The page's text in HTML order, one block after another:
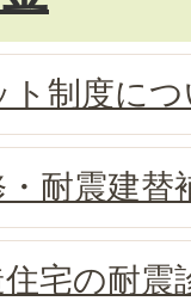
ト制度に
耐震建替
住宅の耐